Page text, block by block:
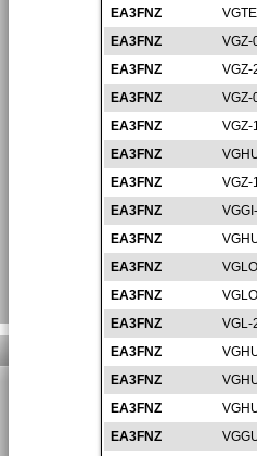
EA3FNZ
EA3FNZ
VGZ-
EA3FNZ
VGZ-
EA3FNZ
VGZ-
EA3FNZ
VGZ-
EA3FNZ
EA3FNZ
VGZ-
EA3FNZ
EA3FNZ
EA3FNZ
EA3FNZ
EA3FNZ
VGL-
EA3FNZ
EA3FNZ
EA3FNZ
EA3FNZ